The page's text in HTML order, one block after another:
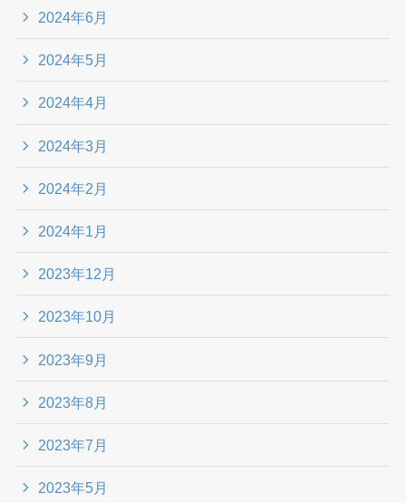
2024年6月
2024年5月
2024年4月
2024年3月
2024年2月
2024年1月
2023年12月
2023年10月
2023年9月
2023年8月
2023年7月
2023年5月